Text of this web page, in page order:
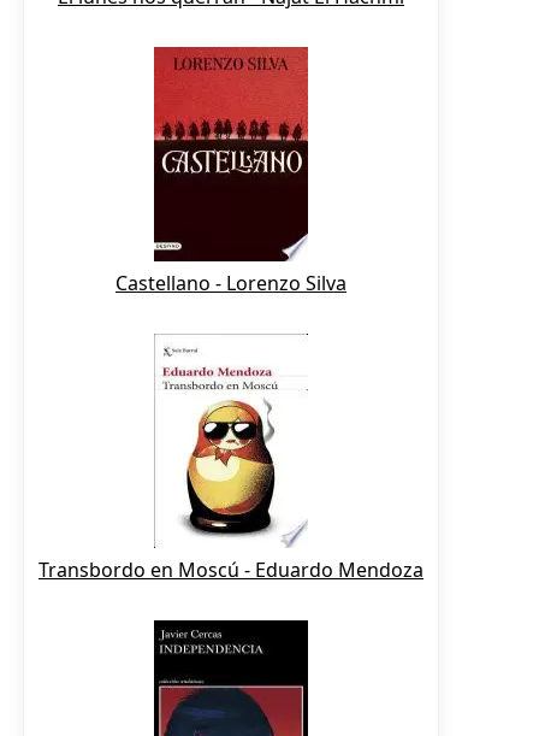
Castellano - Lorenzo Silva
Transbordo en Moscú - Eduardo Mendoza